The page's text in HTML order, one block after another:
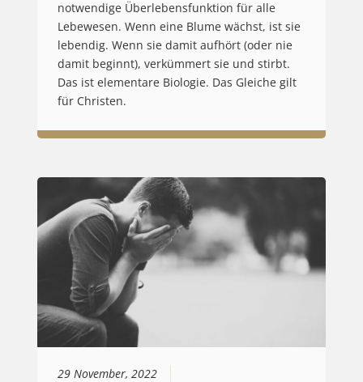
notwendige Überlebensfunktion für alle
Lebewesen. Wenn eine Blume wächst, ist sie
lebendig. Wenn sie damit aufhört (oder nie
damit beginnt), verkümmert sie und stirbt.
Das ist elementare Biologie. Das Gleiche gilt
für Christen.
29 November, 2022